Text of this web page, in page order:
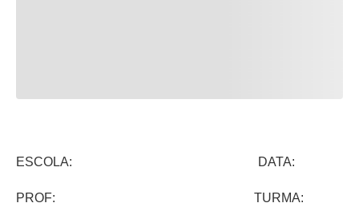
ESCOLA: DATA:
PROF: TURMA: